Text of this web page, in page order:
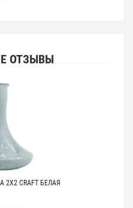
ОТЗЫВЫ
CRAFT БЕЛАЯ